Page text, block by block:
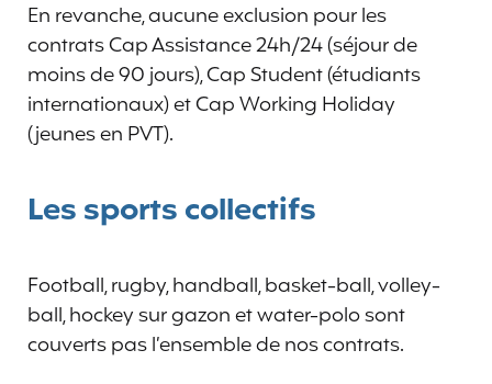
En revanche, aucune exclusion pour les
contrats Cap Assistance 24h/24 (séjour de
moins de 90 jours), Cap Student (étudiants
internationaux) et Cap Working Holiday
(jeunes en PVT).
Les sports collectifs
Football, rugby, handball, basket-ball, volley-
ball, hockey sur gazon et water-polo sont
couverts pas l’ensemble de nos contrats.